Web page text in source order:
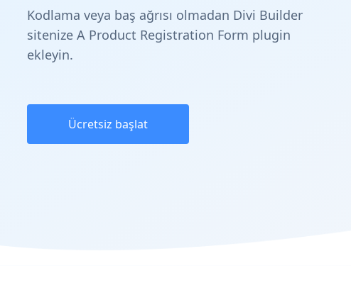
Kodlama veya baş ağrısı olmadan Divi Builder
sitenize A Product Registration Form plugin
ekleyin.
Ücretsiz başlat